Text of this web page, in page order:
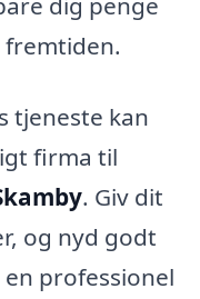
tjeneste kan
firma til
. Giv dit
og nyd godt
professionel